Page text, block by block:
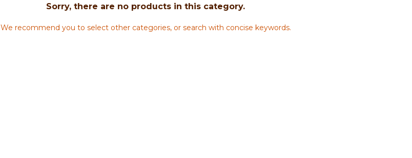
Sorry, there are no products in this category.
We recommend you to select other categories, or search with concise keywords.